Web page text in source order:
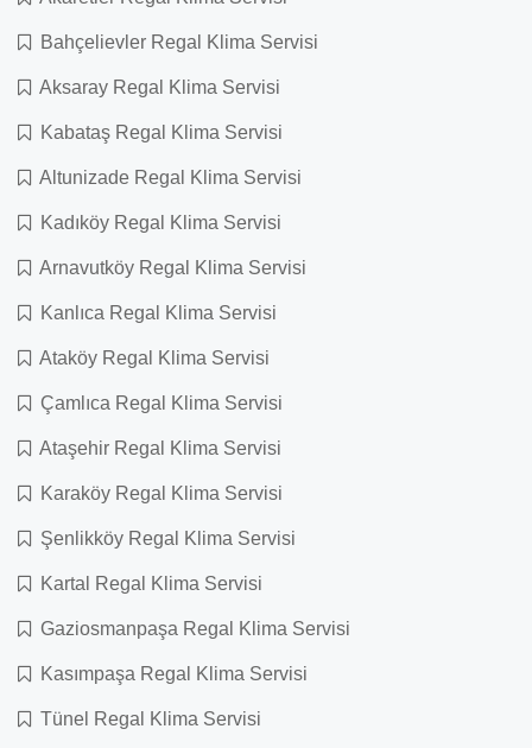
Bahçelievler Regal Klima Servisi
Aksaray Regal Klima Servisi
Kabataş Regal Klima Servisi
Altunizade Regal Klima Servisi
Kadıköy Regal Klima Servisi
Arnavutköy Regal Klima Servisi
Kanlıca Regal Klima Servisi
Ataköy Regal Klima Servisi
Çamlıca Regal Klima Servisi
Ataşehir Regal Klima Servisi
Karaköy Regal Klima Servisi
Şenlikköy Regal Klima Servisi
Kartal Regal Klima Servisi
Gaziosmanpaşa Regal Klima Servisi
Kasımpaşa Regal Klima Servisi
Tünel Regal Klima Servisi